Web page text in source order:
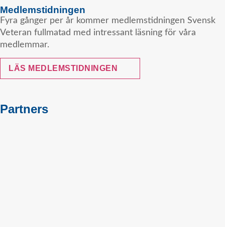
Medlemstidningen
Fyra gånger per år kommer medlemstidningen Svensk
Veteran fullmatad med intressant läsning för våra
medlemmar.
LÄS MEDLEMSTIDNINGEN
Partners